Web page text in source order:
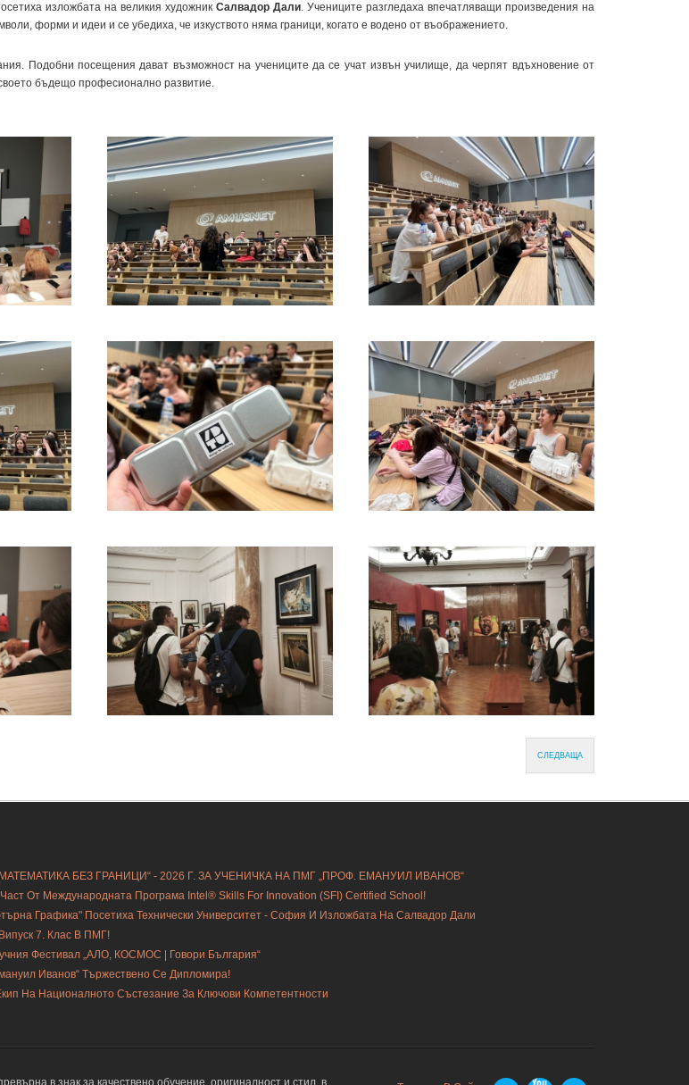
изложбата на великия художник Салвадор Дали. Учениците разгледаха впечатляващи произведения на
форми и идеи и се убедиха, че изкуството няма граници, когато е водено от въображението.
Подобни посещения дават възможност на учениците да се учат извън училище, да черпят вдъхновение от
бъдещо професионално развитие.
СЛЕДВАЩА
БЕЗ ГРАНИЦИ“ - 2026 Г. ЗА УЧЕНИЧКА НА ПМГ „ПРОФ. ЕМАНУИЛ ИВАНОВ“
От Международната Програма Intel® Skills For Innovation (SFI) Certified School!
Графика" Посетиха Технически Университет - София И Изложбата На Салвадор Дали
7. Клас В ПМГ!
Фестивал „АЛО, КОСМОС | Говори България“
Иванов“ Тържествено Се Дипломира!
На Националното Състезание За Ключови Компетентности
в знак за качествено обучение, оригиналност и стил, в